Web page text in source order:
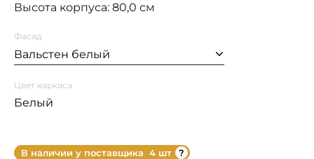
Высота корпуса: 80,0 см
Фасад
Вальстен белый
Цвет каркаса
Белый
В наличии у поставщика 4 шт